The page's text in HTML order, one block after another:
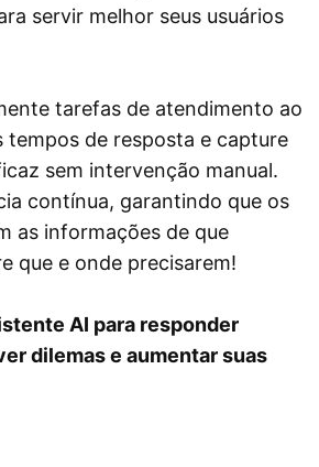
servir melhor seus usuários
tarefas de atendimento ao
tempos de resposta e capture
sem intervenção manual.
contínua, garantindo que os
as informações de que
que e onde precisarem!
AI para responder
dilemas e aumentar suas